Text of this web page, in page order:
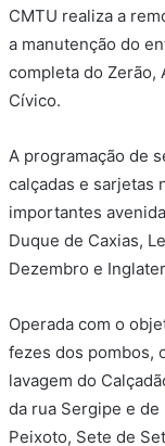
CMTU realiza a
a manutenção do
completa do Zerão,
Cívico.
A programação de
calçadas e sarjetas
importantes
Duque de Caxias,
Dezembro e
Operada com o
fezes dos pombos,
lavagem do
da rua Sergipe e
Peixoto, Sete de